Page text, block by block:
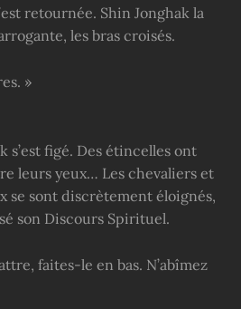
retournée. Shin Jonghak la
les bras croisés.
»
s’est figé. Des étincelles ont
leurs yeux… Les chevaliers et
se sont discrètement éloignés,
son Discours Spirituel.
faites-le en bas. N’abîmez